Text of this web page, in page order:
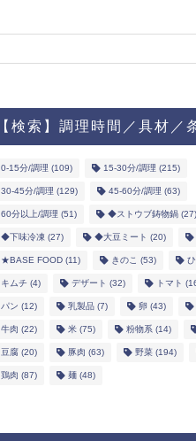
【検索】調理時間／具材／
0-15分/調理 (109) 15-30分/調理 (215)
30-45分/調理 (129) 45-60分/調理 (63)
60分以上/調理 (51) ◆ストウブ鋳物鍋(27)
◆下味冷凍 (27) ◆大豆ミート (20)
★BASE FOOD(11) きのこ (53)
キムチ (4) デザート (32) トマト
パン (12) 乳製品(7) 卵 (43)
牛肉 (22) 米(75) 粉物系 (14)
豆腐(20) 豚肉 (63) 野菜(194)
鶏肉 (87) 麺(48)